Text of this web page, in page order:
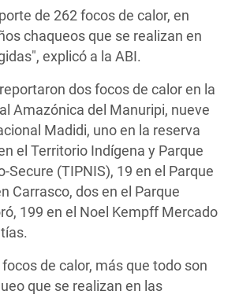
de 262 focos de calor, en
chaqueos que se realizan en
explicó a la ABI.
dos focos de calor en la
Amazónica del Manuripi, nueve
Madidi, uno en la reserva
el Territorio Indígena y Parque
Secure (TIPNIS), 19 en el Parque
Carrasco, dos en el Parque
199 en el Noel Kempff Mercado
de calor, más que todo son
que se realizan en las